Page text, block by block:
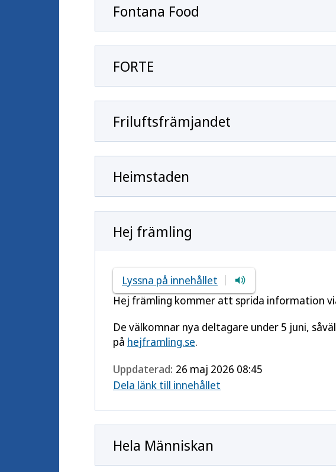
Fontana Food
FORTE
Friluftsfrämjandet
Heimstaden
Hej främling
Lyssna på innehållet
Hej främling kommer att sprida information
De välkomnar nya deltagare under 5 juni,
på hejframling.se.
Uppdaterad: 26 maj 2026 08:45
Dela länk till innehållet
Hela Människan